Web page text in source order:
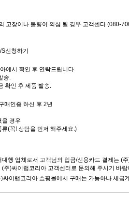
고장이나 불량이 의심 될 경우 고객센터 (080-
신청하기
에서 확인 후 연락드립니다.
송.
확인 후 제품 발송.
매인증 하신 후 2년
경우
(꼭! 상담을 먼저 해주세요.)
행 업체로서 고객님의 입금/신용카드 결제는 (
주)싸이랩코리아 고객센터로 문의해 주시기 바랍
싸이랩코리아 쇼핑몰에서 구매는 가능하나 세